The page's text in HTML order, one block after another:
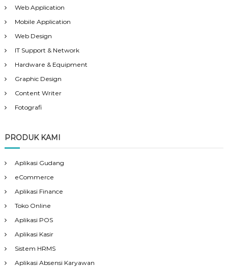
Web Application
Mobile Application
Web Design
IT Support & Network
Hardware & Equipment
Graphic Design
Content Writer
Fotografi
PRODUK KAMI
Aplikasi Gudang
eCommerce
Aplikasi Finance
Toko Online
Aplikasi POS
Aplikasi Kasir
Sistem HRMS
Aplikasi Absensi Karyawan